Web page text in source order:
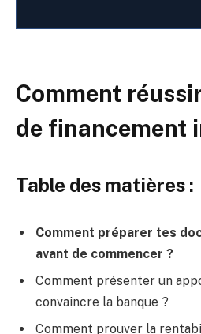
Comment
de financement
Table des matières :
Comment préparer tes
avant de commencer ?
Comment présenter un
convaincre la banque ?
Comment prouver la